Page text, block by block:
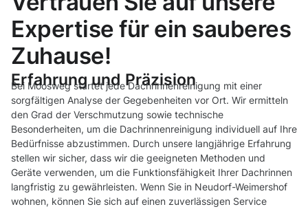
Expertise für ein sauberes
Zuhause!
Erfahrung und Präzision
Bei Moosweg startet jede Dachrinnenreinigung mit einer
sorgfältigen Analyse der Gegebenheiten vor Ort. Wir ermitteln
den Grad der Verschmutzung sowie technische
Besonderheiten, um die Dachrinnenreinigung individuell auf Ihre
Bedürfnisse abzustimmen. Durch unsere langjährige Erfahrung
stellen wir sicher, dass wir die geeigneten Methoden und
Geräte verwenden, um die Funktionsfähigkeit Ihrer Dachrinnen
langfristig zu gewährleisten. Wenn Sie in Neudorf-Weimershof
wohnen, können Sie sich auf einen zuverlässigen Service